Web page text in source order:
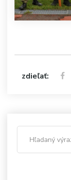
zdieľať: